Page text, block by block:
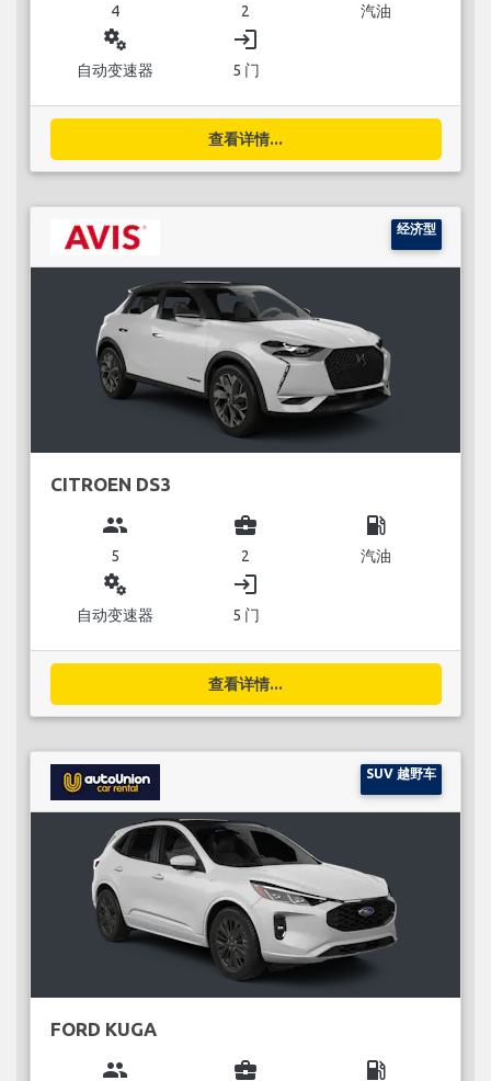
4 2 汽油
miscellaneous_services
自动变速器
login
5 门
查看详情...
经济型
CITROEN DS3
group
5
business_center
2
local_gas_station
汽油
miscellaneous_services
自动变速器
login
5 门
查看详情...
SUV 越野车
FORD KUGA
group business_center local_gas_station